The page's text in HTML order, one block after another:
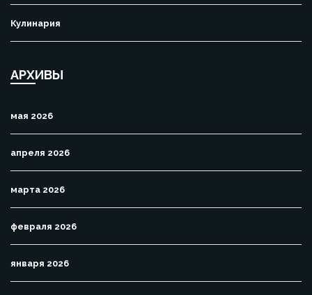
Кулинария
АРХИВЫ
мая 2026
апреля 2026
марта 2026
февраля 2026
января 2026